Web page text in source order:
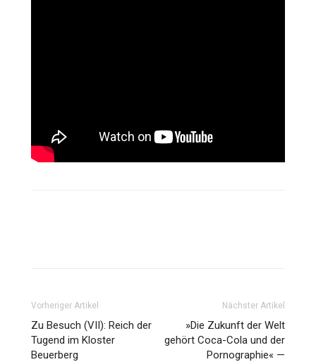
Vorheriger Artikel
Zu Besuch (VII): Reich der
Tugend im Kloster
Beuerberg
Nächster Artikel
»Die Zukunft der Welt
gehört Coca-Cola und der
Pornographie« —